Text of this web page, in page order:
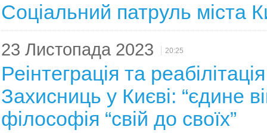
Соціальний патруль міста
23 Листопада 2023 20:25
Реінтеграція та
Захисниць у Києві: “єдине
філософія “свій до своїх”